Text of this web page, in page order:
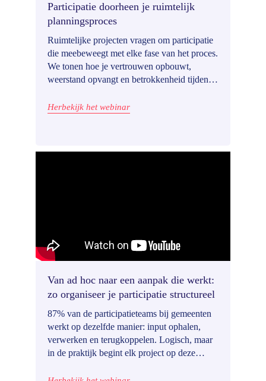
Participatie doorheen je ruimtelijk
planningsproces
Ruimtelijke projecten vragen om participatie
die meebeweegt met elke fase van het proces.
We tonen hoe je vertrouwen opbouwt,
weerstand opvangt en betrokkenheid tijdens
ontdekt concrete stappen en voorbeelden die
Herbekijk het webinar
Van ad hoc naar een aanpak die werkt:
zo organiseer je participatie structureel
87% van de participatieteams bij gemeenten
werkt op dezelfde manier: input ophalen,
verwerken en terugkoppelen. Logisch, maar
in de praktijk begint elk project op deze
voor verwarring en maakt het lastig om